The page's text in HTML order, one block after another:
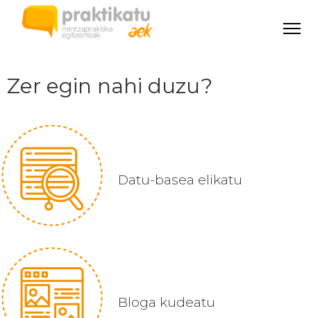
Zer egin nahi duzu?
Datu-basea elikatu
Bloga kudeatu